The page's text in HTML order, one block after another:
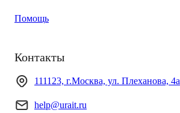
Помощь
Контакты
111123, г.Москва, ул. Плеханова, 4а
help@urait.ru